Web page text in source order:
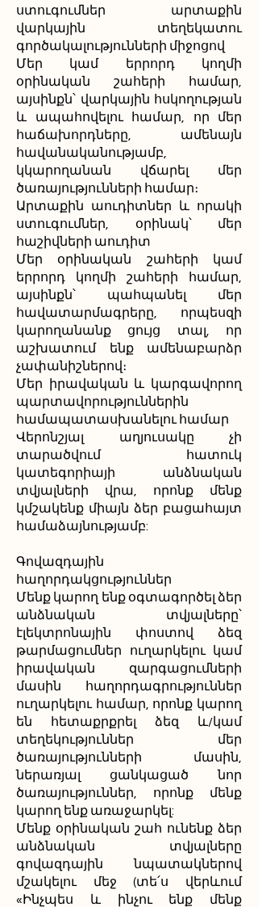
ստուգումներ արտաքին
վարկային տեղեկատու
գործակալությունների միջոցով
Մեր կամ երրորդ կողմի
օրինական շահերի համար,
այսինքն՝ վարկային հսկողության
և ապահովելու համար, որ մեր
հաճախորդները, ամենայն
հավանականությամբ,
կկարողանան վճարել մեր
ծառայությունների համար։
Արտաքին աուդիտներ և որակի
ստուգումներ, օրինակ՝ մեր
հաշիվների աուդիտ
Մեր օրինական շահերի կամ
երրորդ կողմի շահերի համար,
այսինքն՝ պահպանել մեր
հավատարմագրերը, որպեսզի
կարողանանք ցույց տալ, որ
աշխատում ենք ամենաբարձր
չափանիշներով։
Մեր իրավական և կարգավորող
պարտավորություններին
համապատասխանելու համար
Վերոնշյալ աղյուսակը չի
տարածվում հատուկ
կատեգորիայի անձնական
տվյալների վրա, որոնք մենք
կմշակենք միայն ձեր բացահայտ
համաձայնությամբ:
Գովազդային
հաղորդակցություններ
Մենք կարող ենք օգտագործել ձեր
անձնական տվյալները՝
էլեկտրոնային փոստով ձեզ
թարմացումներ ուղարկելու կամ
իրավական զարգացումների
մասին հաղորդագրություններ
ուղարկելու համար, որոնք կարող
են հետաքրքրել ձեզ և/կամ
տեղեկություններ մեր
ծառայությունների մասին,
ներառյալ ցանկացած նոր
ծառայություններ, որոնք մենք
կարող ենք առաջարկել:
Մենք օրինական շահ ունենք ձեր
անձնական տվյալները
գովազդային նպատակներով
մշակելու մեջ (տե՛ս վերևում
«Ինչպես և ինչու ենք մենք